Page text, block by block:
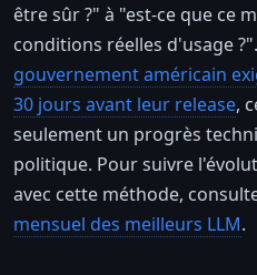
être sûr ?" à "est-ce que ce
conditions réelles d'usage
gouvernement américain
30 jours avant leur release,
seulement un progrès
politique. Pour suivre
avec cette méthode,
mensuel des meilleurs LLM.